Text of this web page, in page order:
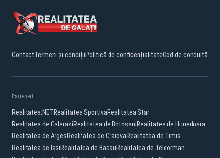
ContactTermeni și condițiiPolitică de confidențialitateCod de conduită
Parteneri:
Realitatea.NETRealitatea SportivaRealitatea Star
Realitatea de CalarasiRealitatea de BotosaniRealitatea de Hunedoara
Realitatea de ArgesRealitatea de CraiovaRealitatea de Timis
Realitatea de IasiRealitatea de BacauRealitatea de Teleorman